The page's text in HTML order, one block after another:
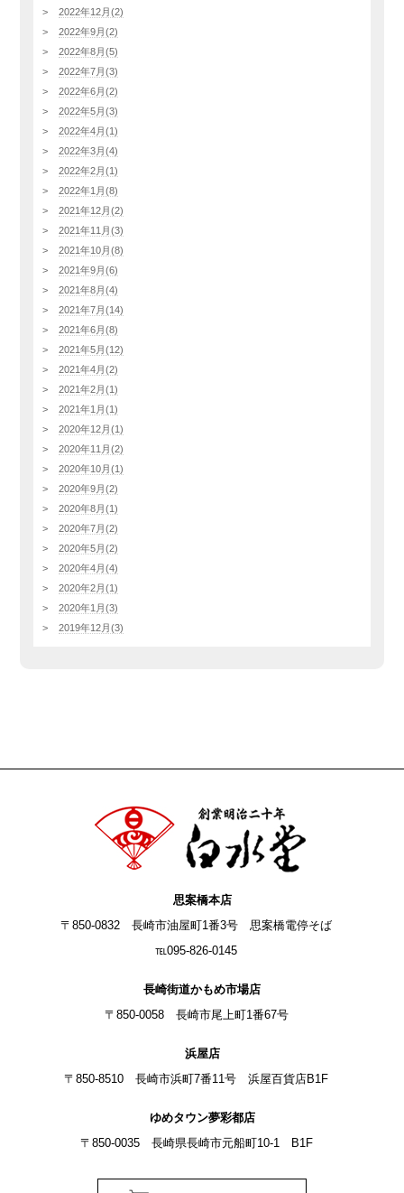
2022年12月(2)
2022年9月(2)
2022年8月(5)
2022年7月(3)
2022年6月(2)
2022年5月(3)
2022年4月(1)
2022年3月(4)
2022年2月(1)
2022年1月(8)
2021年12月(2)
2021年11月(3)
2021年10月(8)
2021年9月(6)
2021年8月(4)
2021年7月(14)
2021年6月(8)
2021年5月(12)
2021年4月(2)
2021年2月(1)
2021年1月(1)
2020年12月(1)
2020年11月(2)
2020年10月(1)
2020年9月(2)
2020年8月(1)
2020年7月(2)
2020年5月(2)
2020年4月(4)
2020年2月(1)
2020年1月(3)
2019年12月(3)
思案橋本店
〒850-0832 長崎市油屋町1番3号 思案橋電停そば
℡095-826-0145
長崎街道かもめ市場店
〒850-0058 長崎市尾上町1番67号
浜屋店
〒850-8510 長崎市浜町7番11号 浜屋百貨店B1F
ゆめタウン夢彩都店
〒850-0035 長崎県長崎市元船町10-1 B1F